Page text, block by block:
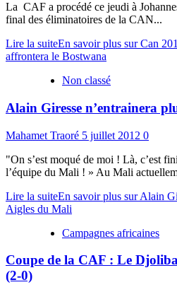
La CAF a procédé ce jeudi à
final des éliminatoires de la CAN...
Lire la suiteEn savoir plus sur Can
affrontera le Bostwana
Non classé
Alain Giresse n’entrainera
Mahamet Traoré 5 juillet 2012 0
"On s’est moqué de moi ! Là, c’est
l’équipe du Mali ! » Au Mali
Lire la suiteEn savoir plus sur Alain
Aigles du Mali
Campagnes africaines
Coupe de la CAF : Le
(2-0)